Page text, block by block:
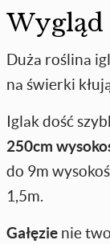
Wygląd
Duża roślina
na świerki
Iglak dość
250cm
do 9m
1,5m.
Gałęzie nie